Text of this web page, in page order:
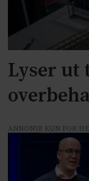
Lyser ut
ANNONSE KUN FOR